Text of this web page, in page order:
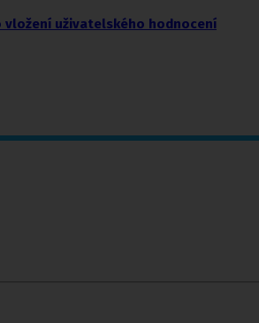
vložení uživatelského hodnocení